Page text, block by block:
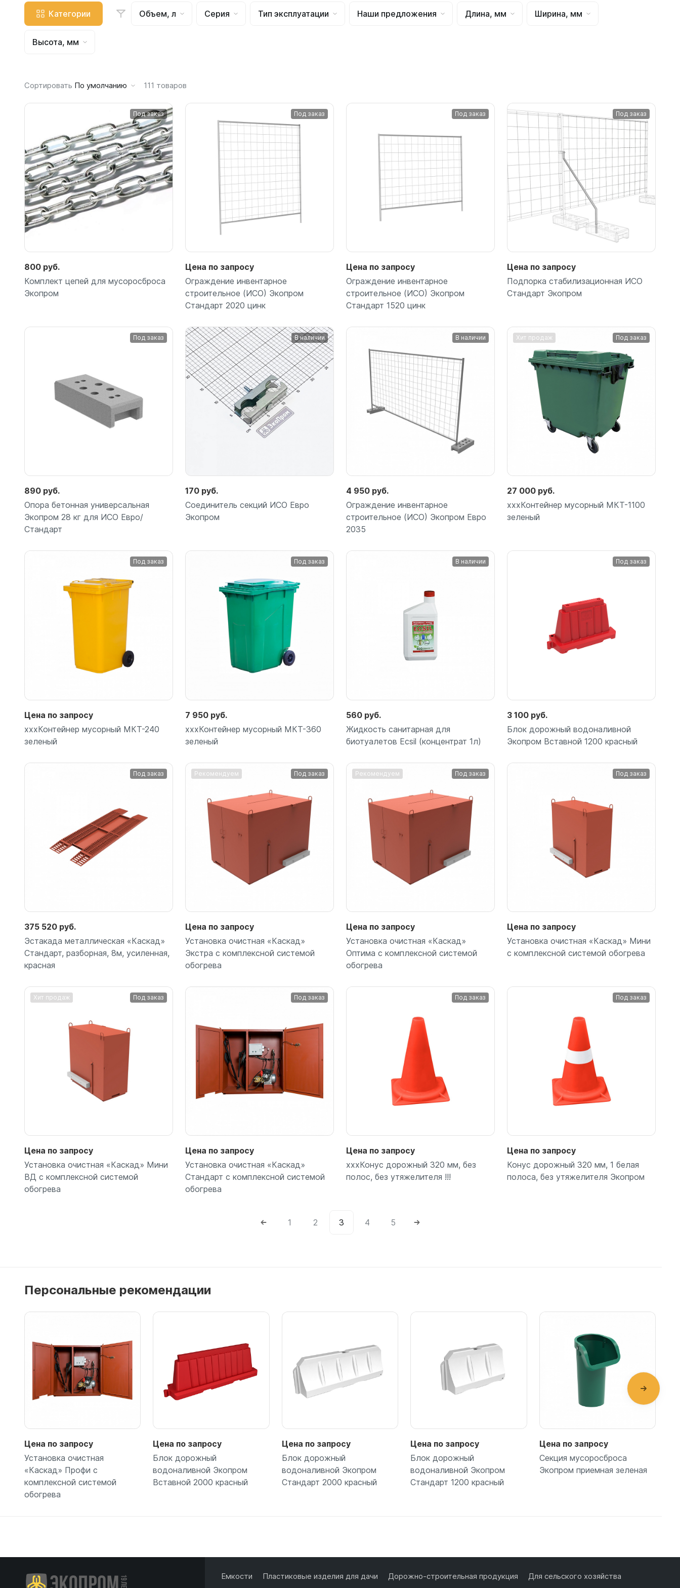
Емкости для воды 4000 литров
Емкости для воды 750 литров
Емкости для воды 600 литров
Емкости для воды 500 литров
Емкости для воды 400 литров
Емкости для воды 300 литров
Емкости для воды 240 литров
Емкости для воды 200 литров
Емкости для воды 100 литров
Емкости для воды 75 литров
Емкости для воды 60 литров
ЦКТ для ферментации
Категории Объем, л Серия Тип эксплуатации Наши предложения Длина, мм Ширина, мм
Высота, мм
Сортировать По умолчанию 111 товаров
Под заказ
Подробнее
800 руб.
Комплект цепей для мусоросброса
Экопром
Под заказ
Подробнее
Цена по запросу
Ограждение инвентарное
строительное (ИСО) Экопром
Стандарт 2020 цинк
Под заказ
Подробнее
Цена по запросу
Ограждение инвентарное
строительное (ИСО) Экопром
Стандарт 1520 цинк
Под заказ
Подробнее
Цена по запросу
Подпорка стабилизационная ИСО
Стандарт Экопром
Под заказ
890 руб.
Опора бетонная универсальная
Экопром 28 кг для ИСО Евро/
Стандарт
В наличии
Подробнее
170 руб.
Соединитель секций ИСО Евро
Экопром
В наличии
Подробнее
4 950 руб.
Ограждение инвентарное
строительное (ИСО) Экопром Евро
2035
Хит продаж Под заказ
Подробнее
27 000 руб.
хххКонтейнер мусорный МКТ-1100
зеленый
Под заказ
Подробнее
Цена по запросу
хххКонтейнер мусорный МКТ-240
зеленый
Под заказ
Подробнее
7 950 руб.
хххКонтейнер мусорный МКТ-360
зеленый
В наличии
Подробнее
560 руб.
Жидкость санитарная для
биотуалетов Ecsil (концентрат 1л)
Под заказ
3 100 руб.
Блок дорожный водоналивной
Экопром Вставной 1200 красный
Под заказ
375 520 руб.
Эстакада металлическая «Каскад»
Стандарт, разборная, 8м, усиленная,
красная
Рекомендуем Под заказ
Подробнее
Цена по запросу
Установка очистная «Каскад»
Экстра с комплексной системой
обогрева
Рекомендуем Под заказ
Подробнее
Цена по запросу
Установка очистная «Каскад»
Оптима с комплексной системой
обогрева
Под заказ
Подробнее
Цена по запросу
Установка очистная «Каскад» Мини
с комплексной системой обогрева
Хит продаж Под заказ
Цена по запросу
Установка очистная «Каскад» Мини
ВД с комплексной системой
обогрева
Под заказ
Цена по запросу
Установка очистная «Каскад»
Стандарт с комплексной системой
обогрева
Под заказ
Цена по запросу
хххКонус дорожный 320 мм, без
полос, без утяжелителя !!!
Под заказ
Цена по запросу
Конус дорожный 320 мм, 1 белая
полоса, без утяжелителя Экопром
1 2 3 4 5
Персональные рекомендации
Цена по запросу
Установка очистная
«Каскад» Профи с
комплексной системой
обогрева
Цена по запросу
Блок дорожный
водоналивной Экопром
Вставной 2000 красный
Цена по запросу
Блок дорожный
водоналивной Экопром
Стандарт 2000 красный
Цена по запросу
Блок дорожный
водоналивной Экопром
Стандарт 1200 красный
Цена по запросу
Секция мусоросброса
Экопром приемная зеленая
Емкости Пластиковые изделия для дачи Дорожно-строительная продукция
Для сельского хозяйства